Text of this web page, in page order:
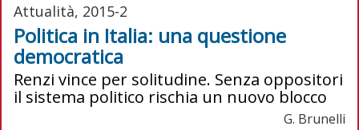
Attualità, 2015-2
Politica in Italia: una questione
democratica
Renzi vince per solitudine. Senza oppositori
il sistema politico rischia un nuovo blocco
G. Brunelli